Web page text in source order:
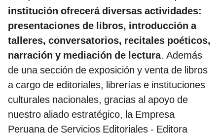
institución ofrecerá diversas actividades:
presentaciones de libros, introducción a
talleres, conversatorios, recitales poéticos,
narración y mediación de lectura. Además
de una sección de exposición y venta de libros
a cargo de editoriales, librerías e instituciones
culturales nacionales, gracias al apoyo de
nuestro aliado estratégico, la Empresa
Peruana de Servicios Editoriales - Editora